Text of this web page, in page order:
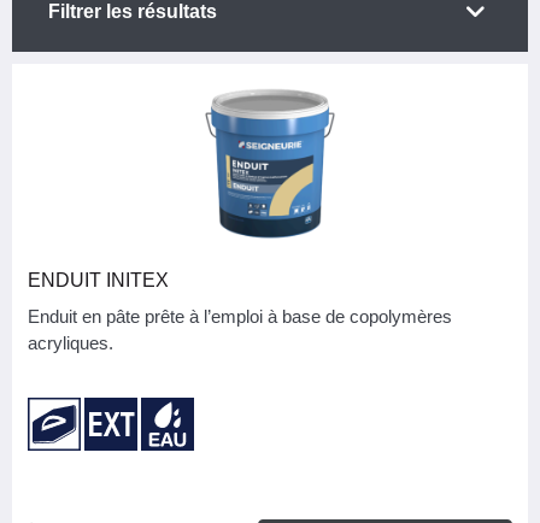
Filtrer les résultats
Seigneurie
APPLICATION/MODE DE POSE
Taloche
ENDUIT INITEX
Enduit en pâte prête à l’emploi à base de copolymères
acryliques.